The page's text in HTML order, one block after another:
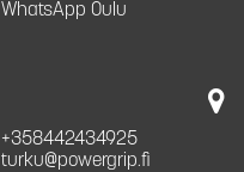
WhatsApp Oulu
+358442434925
turku@powergrip.fi